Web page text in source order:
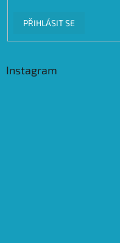
PŘIHLÁSIT SE
Instagram